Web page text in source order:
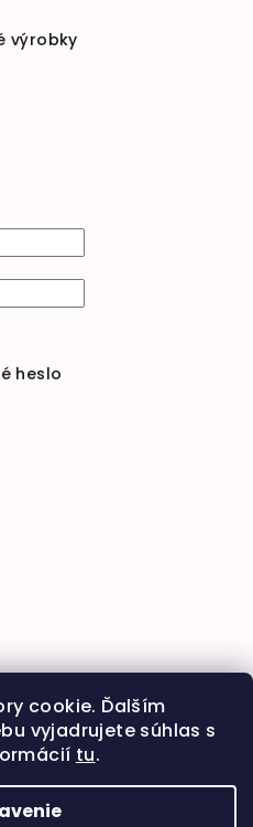
cookie. Ďalším
vyjadrujete súhlas s
tu.
výrobky
heslo